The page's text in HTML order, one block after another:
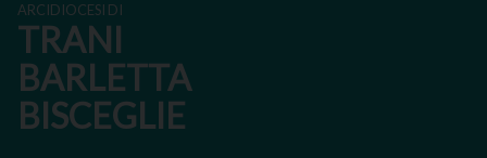
ARCIDIOCESI DI
TRANI
BARLETTA
BISCEGLIE